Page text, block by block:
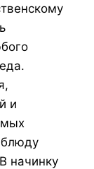
и
блюду
начинку